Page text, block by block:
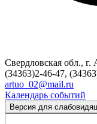
Свердловская обл.,
(34363)2-46-47,
artuo_02@mail.ru
Календарь событий
Версия для